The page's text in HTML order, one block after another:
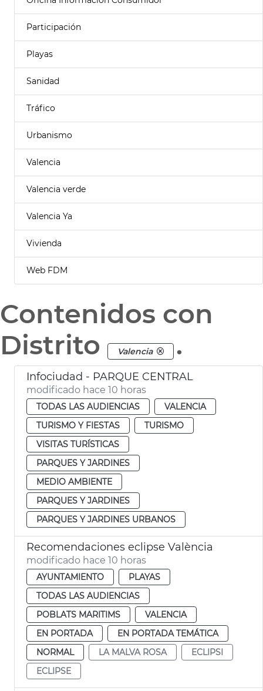
Participación
Playas
Sanidad
Tráfico
Urbanismo
Valencia
Valencia verde
Valencia Ya
Vivienda
Web FDM
Contenidos con
Distrito
Valencia .
Infociudad - PARQUE CENTRAL
modificado hace 10 horas
TODAS LAS AUDIENCIAS
VALENCIA
TURISMO Y FIESTAS
TURISMO
VISITAS TURÍSTICAS
PARQUES Y JARDINES
MEDIO AMBIENTE
PARQUES Y JARDINES
PARQUES Y JARDINES URBANOS
Recomendaciones eclipse València
modificado hace 10 horas
AYUNTAMIENTO
PLAYAS
TODAS LAS AUDIENCIAS
POBLATS MARITIMS
VALENCIA
EN PORTADA
EN PORTADA TEMÁTICA
NORMAL
LA MALVA ROSA
ECLIPSI
ECLIPSE